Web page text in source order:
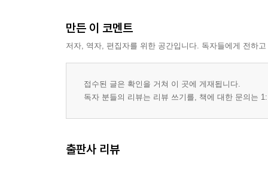
만든 이 코멘트
저자, 역자, 편집자를 위한 공간입니다. 독자들에게 전하
접수된 글은 확인을 거쳐 이 곳에 게재됩니다.
독자 분들의 리뷰는 리뷰 쓰기를, 책에 대한 문의는
출판사 리뷰